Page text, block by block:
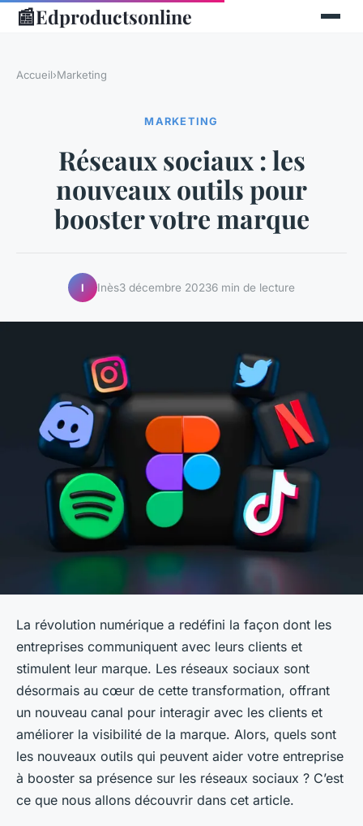
📰Edproductsonline
Accueil›Marketing
MARKETING
Réseaux sociaux : les
nouveaux outils pour
booster votre marque
I Inès3 décembre 20236 min de lecture
La révolution numérique a redéfini la façon dont les
entreprises communiquent avec leurs clients et
stimulent leur marque. Les réseaux sociaux sont
désormais au cœur de cette transformation, offrant
un nouveau canal pour interagir avec les clients et
améliorer la visibilité de la marque. Alors, quels sont
les nouveaux outils qui peuvent aider votre entreprise
à booster sa présence sur les réseaux sociaux ? C’est
ce que nous allons découvrir dans cet article.